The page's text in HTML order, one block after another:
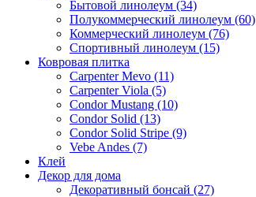
Бытовой линолеум (34)
Полукоммерческий линолеум (60)
Коммерческий линолеум (76)
Спортивный линолеум (15)
Ковровая плитка
Carpenter Mevo (11)
Carpenter Viola (5)
Condor Mustang (10)
Condor Solid (13)
Condor Solid Stripe (9)
Vebe Andes (7)
Клей
Декор для дома
Декоративный бонсай (27)